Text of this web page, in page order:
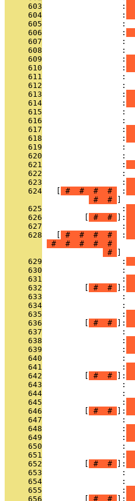
     603
                 :
     604
                 :
     605
:
     606
                 :
     607
:
     608
:
     609
                 :
     610
                 :
     611
:
     612
:
     613
                 :
     614
                 :
     615
:
     616
:
     617
                 :
     618
                 :
     619
:
     620
:
     621
                 :
     622
:
     623
                 :
     624
# # # # :
#
#
     625
                 :
     626
# # ]:
     627
                 :
     628
# # # # :
#
# # #
#
#
     629
                 :
     630
:
     631
                 :
     632
# # ]:
     633
:
     634
:
     635
                 :
     636
# # ]:
     637
:
     638
                 :
     639
                 :
     640
:
     641
                 :
     642
# # ]:
     643
:
     644
:
     645
                 :
     646
# # ]:
     647
:
     648
                 :
     649
                 :
     650
:
     651
                 :
     652
# # ]:
     653
:
     654
:
     655
                 :
     656
# # ]: